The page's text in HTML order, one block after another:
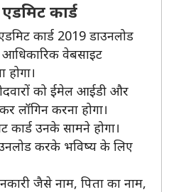
कार्ड
कार्ड 2019 डाउनलोड
वेबसाइट
होगा।
को ईमेल आईडी और
लॉगिन करना होगा।
कार्ड उनके सामने होगा।
करके भविष्य के लिए
जैसे नाम, पिता का नाम,